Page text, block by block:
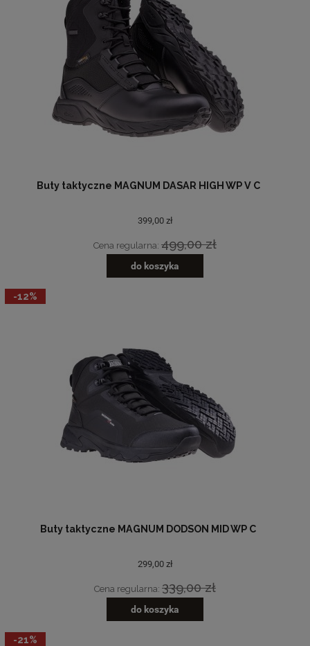
Buty taktyczne MAGNUM DASAR HIGH WP V C
399,00 zł
Cena regularna: 499,00 zł
do koszyka
Buty taktyczne MAGNUM DODSON MID WP C
299,00 zł
Cena regularna: 339,00 zł
do koszyka
-12%
-21%